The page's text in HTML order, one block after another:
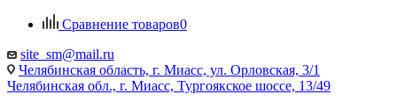
Сравнение товаров0
site_sm@mail.ru
Челябинская область, г. Миасс, ул. Орловская, 3/1
Челябинская обл., г. Миасс, Тургоякское шоссе, 13/49